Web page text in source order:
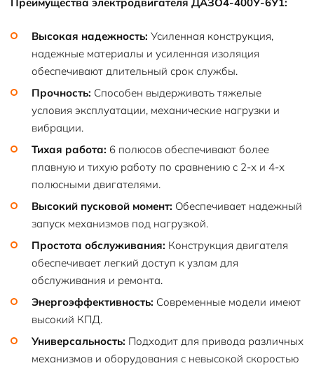
Высокая надежность: Усиленная конструкция,
надежные материалы и усиленная изоляция
обеспечивают длительный срок службы.
Прочность: Способен выдерживать тяжелые
условия эксплуатации, механические нагрузки и
вибрации.
Тихая работа: 6 полюсов обеспечивают более
плавную и тихую работу по сравнению с 2-х и 4-х
полюсными двигателями.
Высокий пусковой момент: Обеспечивает надежный
запуск механизмов под нагрузкой.
Простота обслуживания: Конструкция двигателя
обеспечивает легкий доступ к узлам для
обслуживания и ремонта.
Энергоэффективность: Современные модели имеют
высокий КПД.
Универсальность: Подходит для привода различных
механизмов и оборудования с невысокой скоростью